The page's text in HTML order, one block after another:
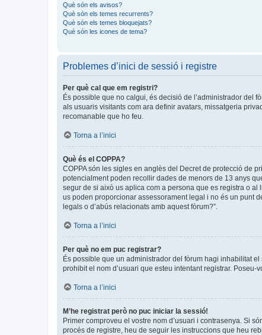
Què són els avisos?
Què són els temes recurrents?
Què són els temes bloquejats?
Què són les icones de tema?
Problemes d’inici de sessió i registre
Per què cal que em registri?
És possible que no calgui, és decisió de l’administrador del
als usuaris visitants com ara definir avatars, missatgeria
recomanable que ho feu.
Torna a l’inici
Què és el COPPA?
COPPA són les sigles en anglès del Decret de protecció de
potencialment poden recollir dades de menors de 13 anys
segur de si això us aplica com a persona que es registra o
us poden proporcionar assessorament legal i no és un punt
legals o d’abús relacionats amb aquest fòrum?”.
Torna a l’inici
Per què no em puc registrar?
És possible que un administrador del fòrum hagi inhabilitat
prohibit el nom d’usuari que esteu intentant registrar.
Torna a l’inici
M’he registrat però no puc iniciar la sessió!
Primer comproveu el vostre nom d’usuari i contrasenya. Si
procés de registre, heu de seguir les instruccions que heu